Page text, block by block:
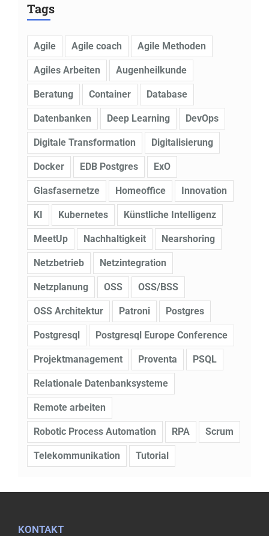
Tags
Agile Agile coach Agile Methoden
Agiles Arbeiten Augenheilkunde
Beratung Container Database
Datenbanken Deep Learning DevOps
Digitale Transformation Digitalisierung
Docker EDB Postgres ExO
Glasfasernetze Homeoffice Innovation
KI Kubernetes Künstliche Intelligenz
MeetUp Nachhaltigkeit Nearshoring
Netzbetrieb Netzintegration
Netzplanung OSS OSS/BSS
OSS Architektur Patroni Postgres
Postgresql Postgresql Europe Conference
Projektmanagement Proventa PSQL
Relationale Datenbanksysteme
Remote arbeiten
Robotic Process Automation RPA Scrum
Telekommunikation Tutorial
KONTAKT